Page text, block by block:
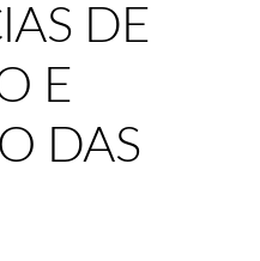
DE
E
DAS